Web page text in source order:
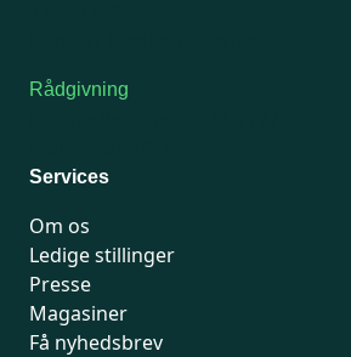
Rådgivning
Services
Om os
Ledige stillinger
Presse
Magasiner
Få nyhedsbrev